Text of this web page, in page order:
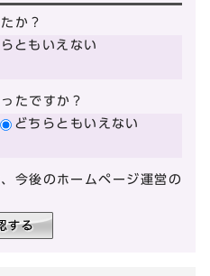
か？
ともいえない
たですか？
どちらともいえない
今後のホームページ運営の